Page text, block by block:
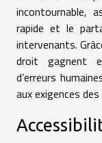
incontournable,
rapide et le
intervenants.
droit gagnent
d’erreurs
aux exigences